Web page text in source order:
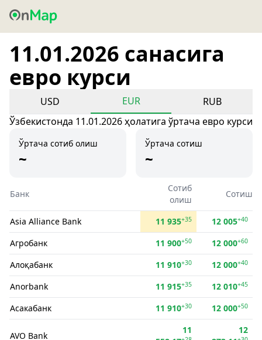
11.01.2026 санасига
евро курси
USD EUR
RUB
Ўзбекистонда 11.01.2026 ҳолатига ўртача евро курси
Ўртача сотиб олиш
~
Ўртача сотиш
~
Банк
Сотиб
олиш
Сотиш
Asia Alliance Bank 11 935+35 12 005+40
Агробанк 11 900+50 12 000+60
Алоқабанк 11 910+30 12 000+40
Anorbank 11 915+35 12 010+45
Асакабанк 11 910+30 12 000+50
AVO Bank
11
12